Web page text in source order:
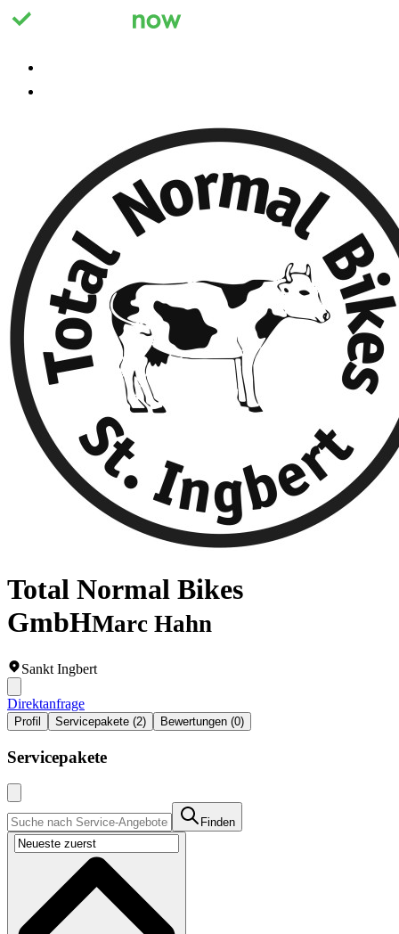
Total Normal Bikes
GmbHMarc Hahn
Sankt Ingbert
Direktanfrage
Profil Servicepakete (2) Bewertungen (0)
Servicepakete
Finden